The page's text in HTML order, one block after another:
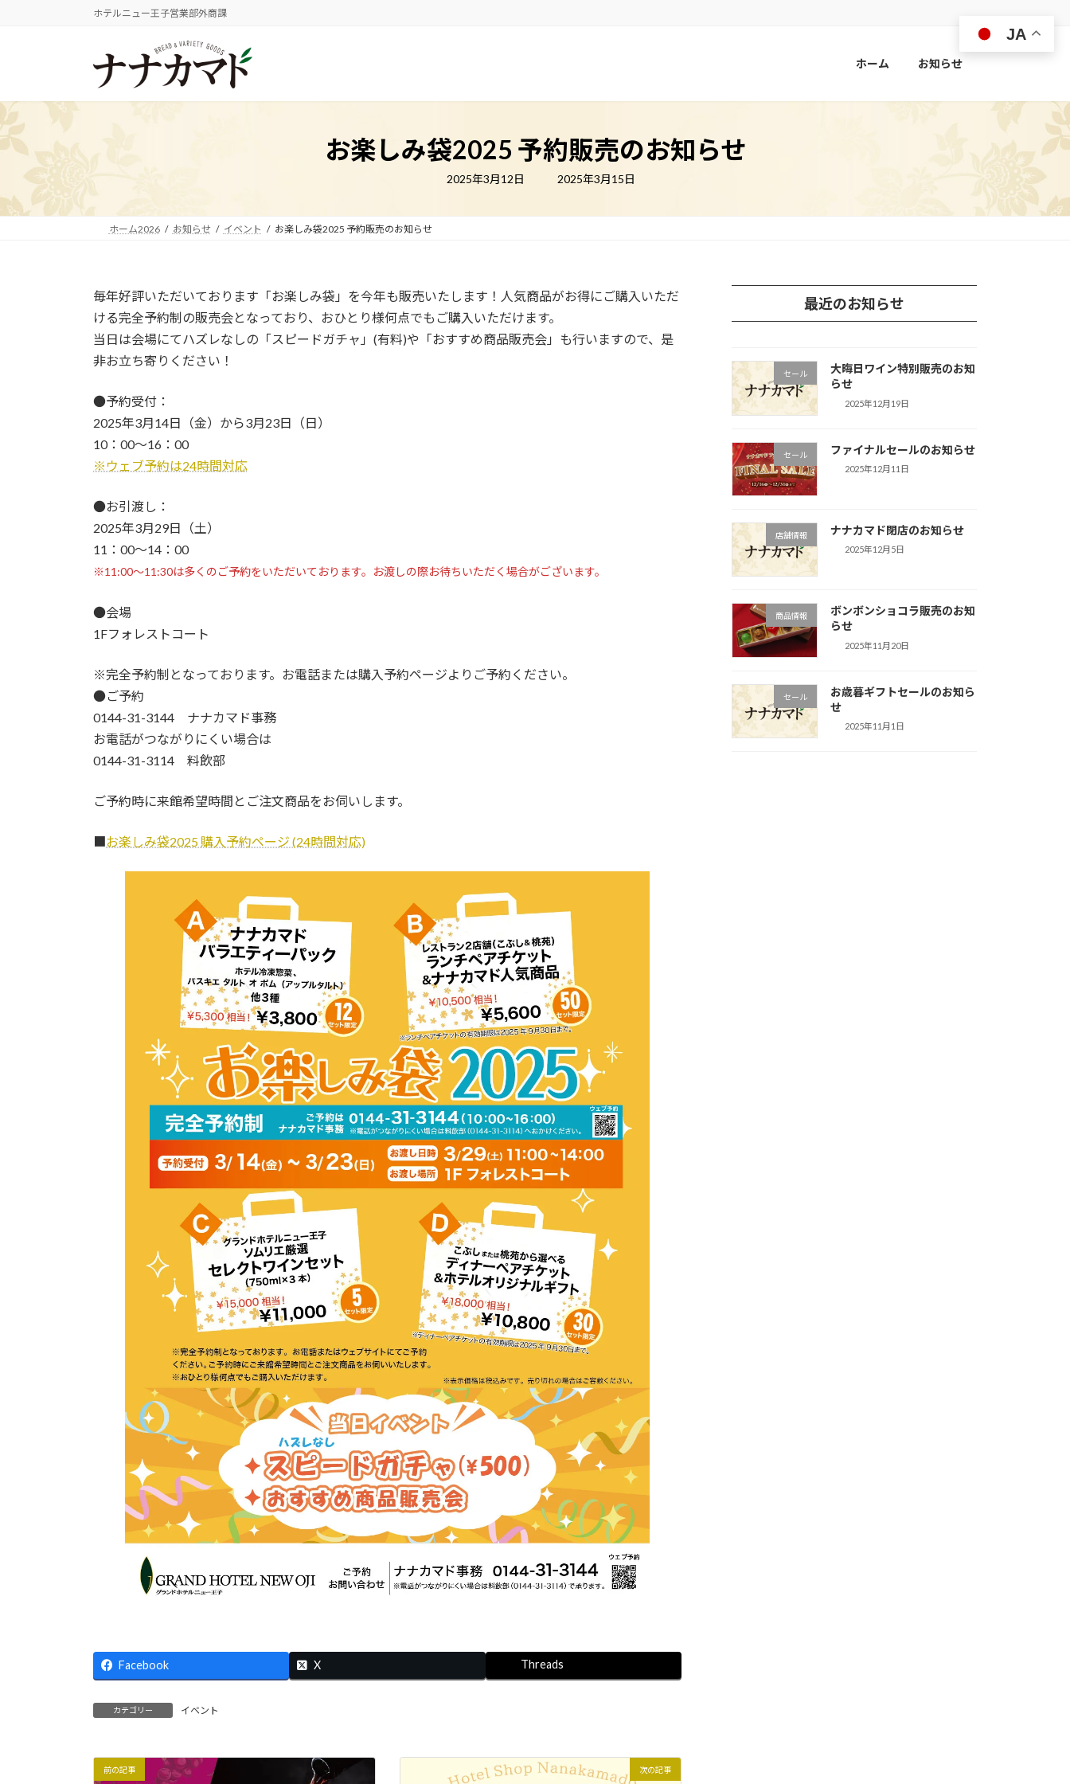
へ
ス
キ
ョ
ン
に
ホテルニュー王子営業部外商課
ホーム お知らせ
お楽しみ袋2025 予約販売のお知らせ
2025年3月12日
最
2025年3月15日
ホーム2026 お知らせ イベント お楽しみ袋2025 予約販売のお知らせ
毎年好評いただいております「お楽しみ袋」を今年も販売いたします！人気商品がお得にご購入いただ
ける完全予約制の販売会となっており、おひとり様何点でもご購入いただけます。
当日は会場にてハズレなしの「スピードガチャ」(有料)や「おすすめ商品販売会」も行いますので、是
非お立ち寄りください！
●予約受付：
2025年3月14日（金）から3月23日（日）
10：00～16：00
※ウェブ予約は24時間対応
●お引渡し：
2025年3月29日（土）
11：00～14：00
※11:00～11:30は多くのご予約をいただいております。お渡しの際お待ちいただく場合がございます。
●会場
1Fフォレストコート
※完全予約制となっております。お電話または購入予約ページよりご予約ください。
●ご予約
0144-31-3144 ナナカマド事務
お電話がつながりにくい場合は
0144-31-3114 料飲部
ご予約時に来館希望時間とご注文商品をお伺いします。
■お楽しみ袋2025 購入予約ページ (24時間対応)
Facebook X Threads
カテゴリー イベント
前の記事 次の記事
最近のお知らせ
セール
大晦日ワイン特別販売のお知
らせ
2025年12月19日
セール ファイナルセールのお知らせ
2025年12月11日
店舗情報 ナナカマド閉店のお知らせ
2025年12月5日
商品情報
ボンボンショコラ販売のお知
らせ
2025年11月20日
セール
お歳暮ギフトセールのお知ら
せ
2025年11月1日
JA